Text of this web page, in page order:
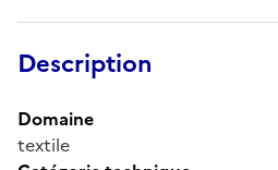
Description
Domaine
textile